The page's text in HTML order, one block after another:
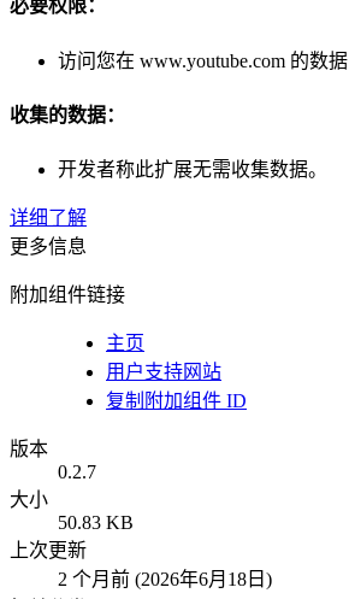
必要权限：
访问您在 www.youtube.com 的数据
收集的数据：
开发者称此扩展无需收集数据。
详细了解
更多信息
附加组件链接
主页
用户支持网站
复制附加组件 ID
版本
0.2.7
大小
50.83 KB
上次更新
2 个月前 (2026年6月18日)